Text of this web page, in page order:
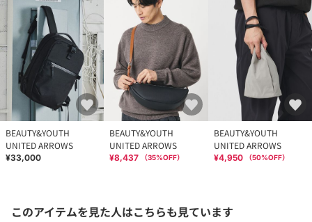
BEAUTY&YOUTH
UNITED ARROWS
¥33,000
BEAUTY&YOUTH
UNITED ARROWS
¥8,437 （35%OFF）
BEAUTY&YOUTH
UNITED ARROWS
¥4,950 （50%OFF）